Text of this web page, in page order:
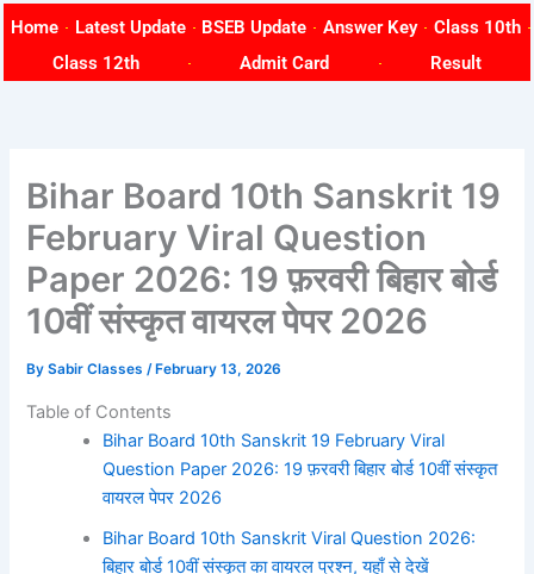
content
Home Latest Update BSEB Update Answer Key
Class 10th
Class 12th
Admit Card Result
Bihar Board 10th Sanskrit 19
February Viral Question
Paper 2026: 19 फ़रवरी बिहार बोर्ड
10वीं संस्कृत वायरल पेपर 2026
BySabir Classes/ February 13, 2026
Table of Contents
Bihar Board 10th Sanskrit 19 February Viral
Question Paper 2026: 19 फ़रवरी बिहार बोर्ड 10वीं संस्कृत
वायरल पेपर 2026
Bihar Board 10th Sanskrit Viral Question 2026:
बिहार बोर्ड 10वीं संस्कृत का वायरल प्रश्न, यहाँ से देखें